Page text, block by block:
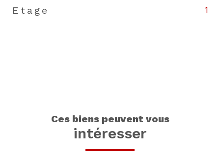
Etage 1
ces biens peuvent vous
intéresser